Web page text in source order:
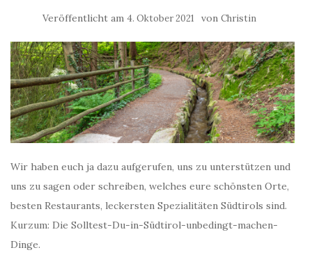
Veröffentlicht am 4. Oktober 2021 von Christin
Wir haben euch ja dazu aufgerufen, uns zu unterstützen und
uns zu sagen oder schreiben, welches eure schönsten Orte,
besten Restaurants, leckersten Spezialitäten Südtirols sind.
Kurzum: Die Solltest-Du-in-Südtirol-unbedingt-machen-
Dinge.